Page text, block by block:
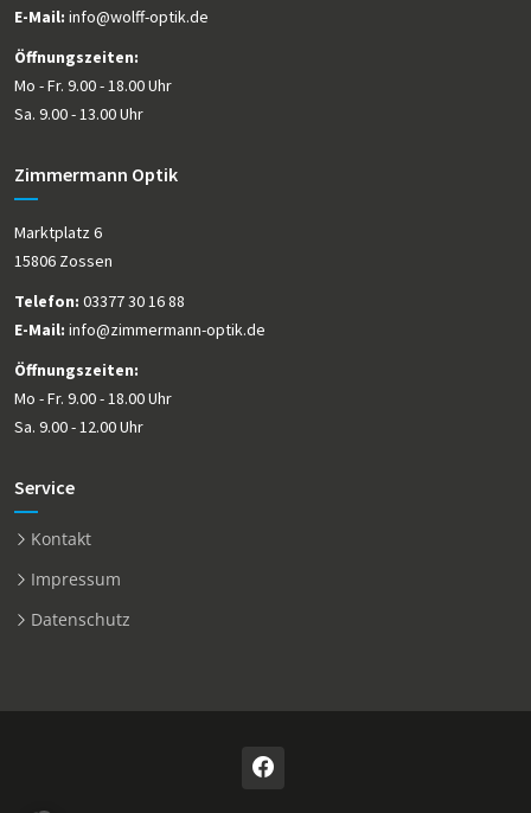
E-Mail: info@wolff-optik.de
Öffnungszeiten:
Mo - Fr. 9.00 - 18.00 Uhr
Sa. 9.00 - 13.00 Uhr
Zimmermann Optik
Marktplatz 6
15806 Zossen
Telefon: 03377 30 16 88
E-Mail: info@zimmermann-optik.de
Öffnungszeiten:
Mo - Fr. 9.00 - 18.00 Uhr
Sa. 9.00 - 12.00 Uhr
Service
Kontakt
Impressum
Datenschutz